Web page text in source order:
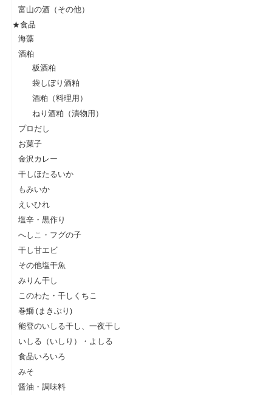
富山の酒（その他）
★食品
海藻
酒粕
板酒粕
袋しぼり酒粕
酒粕（料理用）
ねり酒粕（漬物用）
プロだし
お菓子
金沢カレー
干しほたるいか
もみいか
えいひれ
塩辛・黒作り
へしこ・フグの子
干し甘エビ
その他塩干魚
みりん干し
このわた・干しくちこ
巻鰤 (まきぶり)
能登のいしる干し、一夜干し
いしる（いしり）・よしる
食品いろいろ
みそ
醤油・調味料